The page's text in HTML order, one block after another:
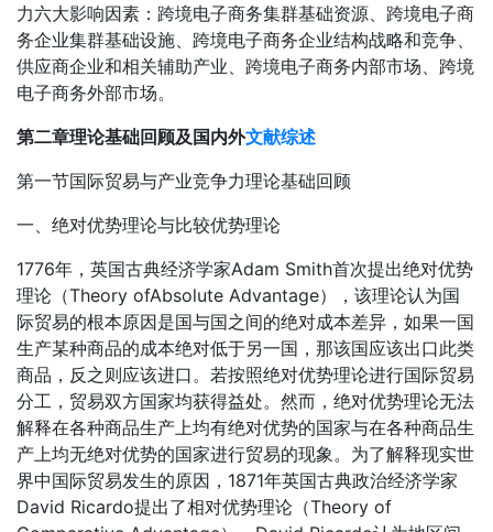
力六大影响因素：跨境电子商务集群基础资源、跨境电子商
务企业集群基础设施、跨境电子商务企业结构战略和竞争、
供应商企业和相关辅助产业、跨境电子商务内部市场、跨境
电子商务外部市场。
第二章理论基础回顾及国内外文献综述
第一节国际贸易与产业竞争力理论基础回顾
一、绝对优势理论与比较优势理论
1776年，英国古典经济学家Adam Smith首次提出绝对优势
理论（Theory ofAbsolute Advantage），该理论认为国
际贸易的根本原因是国与国之间的绝对成本差异，如果一国
生产某种商品的成本绝对低于另一国，那该国应该出口此类
商品，反之则应该进口。若按照绝对优势理论进行国际贸易
分工，贸易双方国家均获得益处。然而，绝对优势理论无法
解释在各种商品生产上均有绝对优势的国家与在各种商品生
产上均无绝对优势的国家进行贸易的现象。为了解释现实世
界中国际贸易发生的原因，1871年英国古典政治经济学家
David Ricardo提出了相对优势理论（Theory of